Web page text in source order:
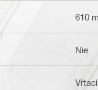
610
Nie